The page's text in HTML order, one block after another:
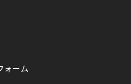
ォーム